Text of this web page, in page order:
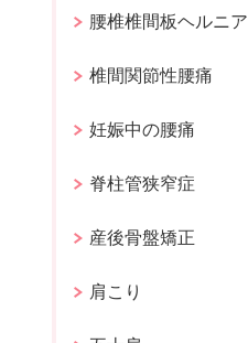
腰椎椎間板ヘルニア
椎間関節性腰痛
妊娠中の腰痛
脊柱管狭窄症
産後骨盤矯正
肩こり